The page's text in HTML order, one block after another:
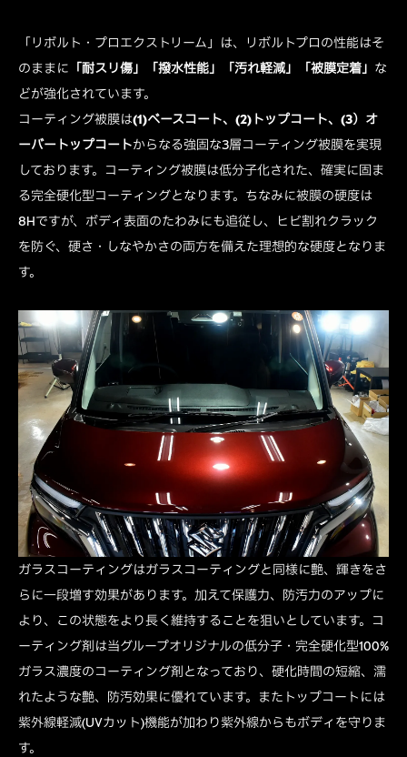
「リボルト・プロエクストリーム」は、リボルトプロの性能はそ
のままに 「耐スリ傷」「撥水性能」「汚れ軽減」「被膜定着」 な
どが強化されています。
コーティング被膜は(1)ベースコート、(2)トップコート、(3）オ
ーバートップコートからなる強固な3層コーティング被膜を実現
しております。コーティング被膜は低分子化された、確実に固ま
る完全硬化型コーティングとなります。ちなみに被膜の硬度は
8Hですが、ボディ表面のたわみにも追従し、ヒビ割れクラック
を防ぐ、硬さ・しなやかさの両方を備えた理想的な硬度となりま
す。
ガラスコーティングはガラスコーティングと同様に艶、輝きをさ
らに一段増す効果があります。加えて保護力、防汚力のアップに
より、この状態をより長く維持することを狙いとしています。コ
ーティング剤は当グループオリジナルの低分子・完全硬化型100%
ガラス濃度のコーティング剤となっており、硬化時間の短縮、濡
れたような艶、防汚効果に優れています。またトップコートには
紫外線軽減(UVカット)機能が加わり紫外線からもボディを守りま
す。